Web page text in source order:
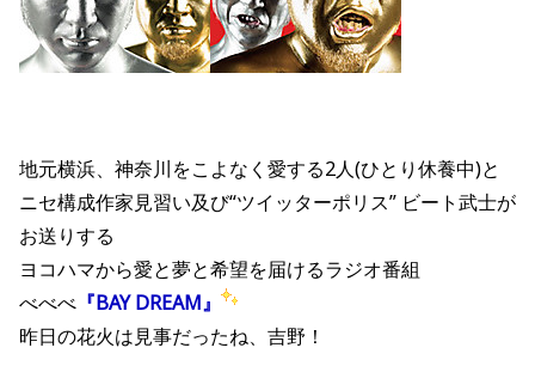
地元横浜、神奈川をこよなく愛する2人(ひとり休養中)と
ニセ構成作家見習い及び“ツイッターポリス” ビート武士が
お送りする
ヨコハマから愛と夢と希望を届けるラジオ番組
べべべ 『BAY DREAM』
昨日の花火は見事だったね、吉野！